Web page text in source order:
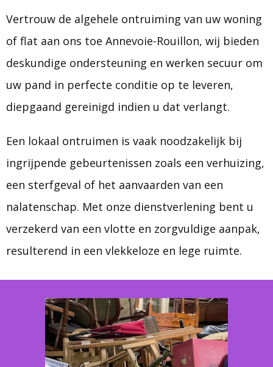
Vertrouw de algehele ontruiming van uw woning
of flat aan ons toe Annevoie-Rouillon, wij bieden
deskundige ondersteuning en werken secuur om
uw pand in perfecte conditie op te leveren,
diepgaand gereinigd indien u dat verlangt.
Een lokaal ontruimen is vaak noodzakelijk bij
ingrijpende gebeurtenissen zoals een verhuizing,
een sterfgeval of het aanvaarden van een
nalatenschap. Met onze dienstverlening bent u
verzekerd van een vlotte en zorgvuldige aanpak,
resulterend in een vlekkeloze en lege ruimte.